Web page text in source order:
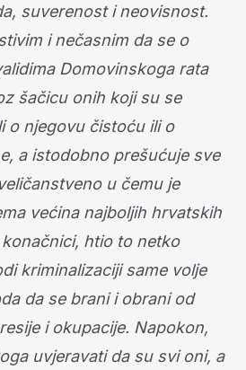
suverenost i neovisnost.
i nečasnim da se o
Domovinskoga rata
šačicu onih koji su se
o njegovu čistoću ili o
a istodobno prešućuje sve
u čemu je
većina najboljih hrvatskih
htio to netko
kriminalizaciji same volje
da se brani i obrani od
i okupacije. Napokon,
uvjeravati da su svi oni, a